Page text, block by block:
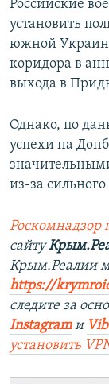
Российские
установить
южной
коридора в
выхода в
Однако, по
успехи на
из-за
Роскомнадзор
сайту
Крым.Реалии
https://
следите за
Instagramи
установить